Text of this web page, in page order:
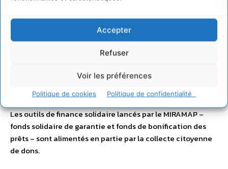
Accepter
Refuser
Voir les préférences
Politique de cookies Politique de confidentialité
AMAP – Association pour le Maintien d’une Agriculture Paysanne
Campagne d’appel à la générosité
publique
Les outils de finance solidaire lancés par le MIRAMAP –
fonds solidaire de garantie et fonds de bonification des
prêts – sont alimentés en partie par la collecte citoyenne
de dons.